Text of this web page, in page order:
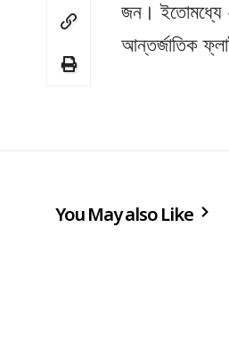
জন। ইতোমধ্যে
আন্তর্জাতিক
You May also Like